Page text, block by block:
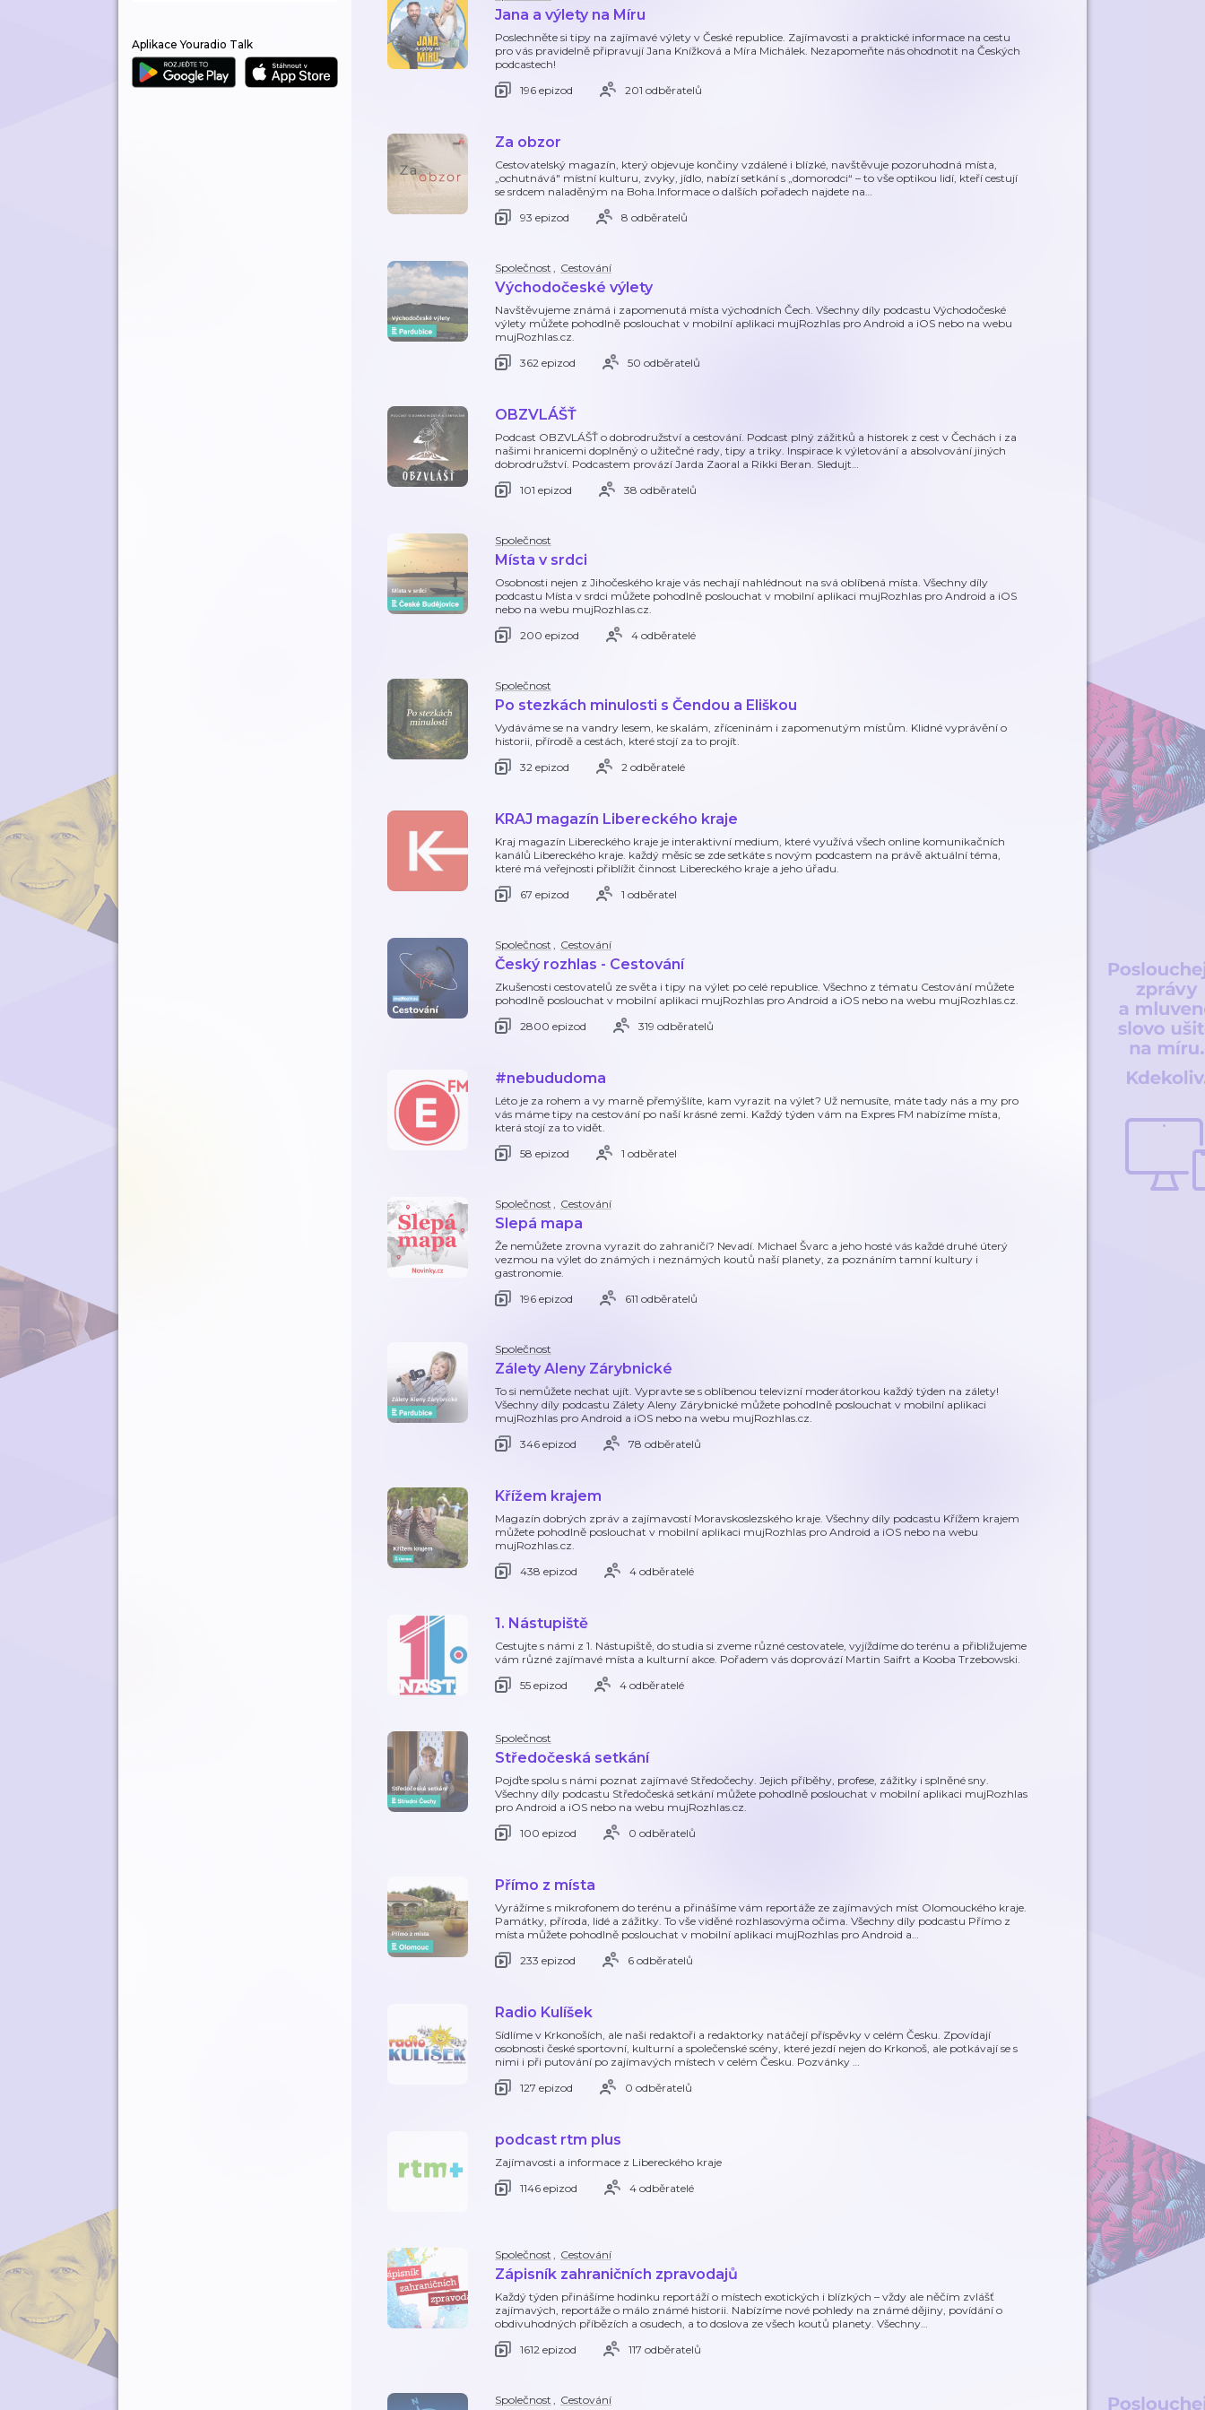
Aplikace Youradio Talk
Jana a výlety na Míru
Poslechněte si tipy na zajímavé výlety v České republice. Zajímavosti a praktické informace na cestu
pro vás pravidelně připravují Jana Knížková a Míra Michálek. Nezapomeňte nás ohodnotit na Českých
podcastech!
196 epizod
201 odběratelů
Za obzor
Cestovatelský magazín, který objevuje končiny vzdálené i blízké, navštěvuje pozoruhodná místa,
„ochutnává" místní kulturu, zvyky, jídlo, nabízí setkání s „domorodci“ – to vše optikou lidí, kteří cestují
se srdcem naladěným na Boha.Informace o dalších pořadech najdete na…
93 epizod
8 odběratelů
Společnost , Cestování
Východočeské výlety
Navštěvujeme známá i zapomenutá místa východních Čech. Všechny díly podcastu Východočeské
výlety můžete pohodlně poslouchat v mobilní aplikaci mujRozhlas pro Android a iOS nebo na webu
mujRozhlas.cz.
362 epizod
50 odběratelů
OBZVLÁŠŤ
Podcast OBZVLÁŠŤ o dobrodružství a cestování. Podcast plný zážitků a historek z cest v Čechách i za
našimi hranicemi doplněný o užitečné rady, tipy a triky. Inspirace k výletování a absolvování jiných
dobrodružství. Podcastem provází Jarda Zaoral a Rikki Beran. Sledujt…
101 epizod
38 odběratelů
Společnost
Místa v srdci
Osobnosti nejen z Jihočeského kraje vás nechají nahlédnout na svá oblíbená místa. Všechny díly
podcastu Místa v srdci můžete pohodlně poslouchat v mobilní aplikaci mujRozhlas pro Android a iOS
nebo na webu mujRozhlas.cz.
200 epizod
4 odběratelé
Společnost
Po stezkách minulosti s Čendou a Eliškou
Vydáváme se na vandry lesem, ke skalám, zříceninám i zapomenutým místům. Klidné vyprávění o
historii, přírodě a cestách, které stojí za to projít.
32 epizod
2 odběratelé
KRAJ magazín Libereckého kraje
Kraj magazín Libereckého kraje je interaktivní medium, které využívá všech online komunikačních
kanálů Libereckého kraje. každý měsíc se zde setkáte s novým podcastem na právě aktuální téma,
které má veřejnosti přiblížit činnost Libereckého kraje a jeho úřadu.
67 epizod
1 odběratel
Společnost , Cestování
Český rozhlas - Cestování
Zkušenosti cestovatelů ze světa i tipy na výlet po celé republice. Všechno z tématu Cestování můžete
pohodlně poslouchat v mobilní aplikaci mujRozhlas pro Android a iOS nebo na webu mujRozhlas.cz.
2800 epizod
319 odběratelů
#nebududoma
Léto je za rohem a vy marně přemýšlíte, kam vyrazit na výlet? Už nemusíte, máte tady nás a my pro
vás máme tipy na cestování po naší krásné zemi. Každý týden vám na Expres FM nabízíme místa,
která stojí za to vidět.
58 epizod
1 odběratel
Společnost , Cestování
Slepá mapa
Že nemůžete zrovna vyrazit do zahraničí? Nevadí. Michael Švarc a jeho hosté vás každé druhé úterý
vezmou na výlet do známých i neznámých koutů naší planety, za poznáním tamní kultury i
gastronomie.
196 epizod
611 odběratelů
Společnost
Zálety Aleny Zárybnické
To si nemůžete nechat ujít. Vypravte se s oblíbenou televizní moderátorkou každý týden na zálety!
Všechny díly podcastu Zálety Aleny Zárybnické můžete pohodlně poslouchat v mobilní aplikaci
mujRozhlas pro Android a iOS nebo na webu mujRozhlas.cz.
346 epizod
78 odběratelů
Křížem krajem
Magazín dobrých zpráv a zajímavostí Moravskoslezského kraje. Všechny díly podcastu Křížem krajem
můžete pohodlně poslouchat v mobilní aplikaci mujRozhlas pro Android a iOS nebo na webu
mujRozhlas.cz.
438 epizod
4 odběratelé
1. Nástupiště
Cestujte s námi z 1. Nástupiště, do studia si zveme různé cestovatele, vyjíždíme do terénu a přibližujeme
vám různé zajímavé místa a kulturní akce. Pořadem vás doprovází Martin Saifrt a Kooba Trzebowski.
55 epizod
4 odběratelé
Společnost
Středočeská setkání
Pojďte spolu s námi poznat zajímavé Středočechy. Jejich příběhy, profese, zážitky i splněné sny.
Všechny díly podcastu Středočeská setkání můžete pohodlně poslouchat v mobilní aplikaci mujRozhlas
pro Android a iOS nebo na webu mujRozhlas.cz.
100 epizod
0 odběratelů
Přímo z místa
Vyrážíme s mikrofonem do terénu a přinášíme vám reportáže ze zajímavých míst Olomouckého kraje.
Památky, příroda, lidé a zážitky. To vše viděné rozhlasovýma očima. Všechny díly podcastu Přímo z
místa můžete pohodlně poslouchat v mobilní aplikaci mujRozhlas pro Android a…
233 epizod
6 odběratelů
Radio Kulíšek
Sídlíme v Krkonoších, ale naši redaktoři a redaktorky natáčejí příspěvky v celém Česku. Zpovídají
osobnosti české sportovní, kulturní a společenské scény, které jezdí nejen do Krkonoš, ale potkávají se s
nimi i při putování po zajímavých místech v celém Česku. Pozvánky …
127 epizod
0 odběratelů
podcast rtm plus
Zajímavosti a informace z Libereckého kraje
1146 epizod
4 odběratelé
Společnost , Cestování
Zápisník zahraničních zpravodajů
Každý týden přinášíme hodinku reportáží o místech exotických i blízkých – vždy ale něčím zvlášť
zajímavých, reportáže o málo známé historii. Nabízíme nové pohledy na známé dějiny, povídání o
obdivuhodných příbězích a osudech, a to doslova ze všech koutů planety. Všechny…
1612 epizod
117 odběratelů
Společnost , Cestování